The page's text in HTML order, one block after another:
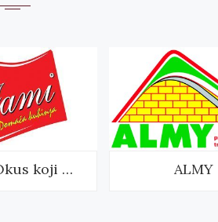
Jami - Okus koji mami ALMY